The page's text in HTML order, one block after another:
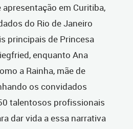
em Curitiba,
do Rio de Janeiro
principais de Princesa
enquanto Ana
a Rainha, mãe de
os convidados
talentosos profissionais
dar vida a essa narrativa